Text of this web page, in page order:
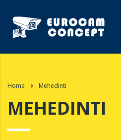
Home Mehedinti
MEHEDINTI